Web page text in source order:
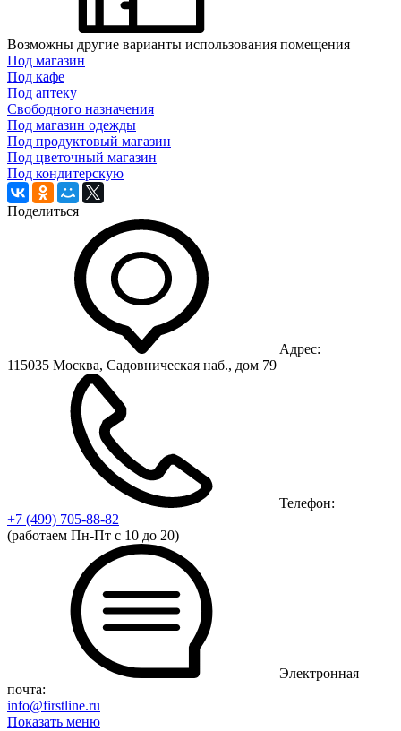
Возможны другие варианты использования помещения
Под магазин
Под кафе
Под аптеку
Свободного назначения
Под магазин одежды
Под продуктовый магазин
Под цветочный магазин
Под кондитерскую
Поделиться
Адрес:
115035 Москва, Садовническая наб., дом 79
Телефон:
+7 (499) 705-88-82
(работаем Пн-Пт с 10 до 20)
Электронная
почта:
info@firstline.ru
Показать меню